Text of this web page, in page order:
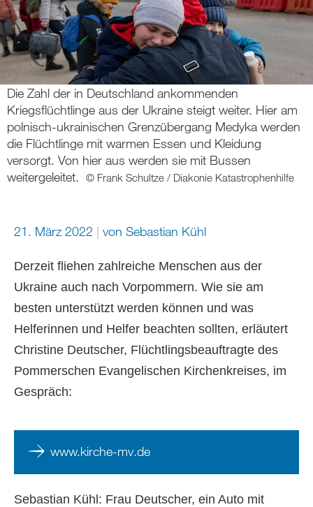
Die Zahl der in Deutschland ankommenden
Kriegsflüchtlinge aus der Ukraine steigt weiter. Hier am
polnisch-ukrainischen Grenzübergang Medyka werden
die Flüchtlinge mit warmen Essen und Kleidung
versorgt. Von hier aus werden sie mit Bussen
weitergeleitet.
© Frank Schultze / Diakonie Katastrophenhilfe
21. März 2022 von Sebastian Kühl
Derzeit fliehen zahlreiche Menschen aus der
Ukraine auch nach Vorpommern. Wie sie am
besten unterstützt werden können und was
Helferinnen und Helfer beachten sollten, erläutert
Christine Deutscher, Flüchtlingsbeauftragte des
Pommerschen Evangelischen Kirchenkreises, im
Gespräch:
www.kirche-mv.de
Sebastian Kühl: Frau Deutscher, ein Auto mit